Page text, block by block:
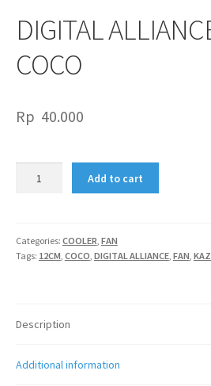
DIGITAL
COCO
Rp 40.000
quantity
Add to cart
Categories: COOLER, FAN
Tags: 12CM, COCO, DIGITAL ALLIANCE, FAN,
Description
Additional information